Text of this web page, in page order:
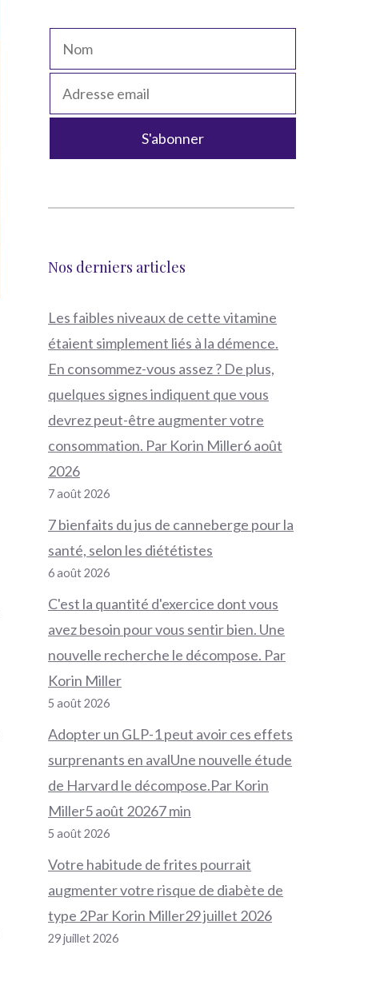
Nos derniers articles
Les faibles niveaux de cette vitamine
étaient simplement liés à la démence.
En consommez-vous assez ? De plus,
quelques signes indiquent que vous
devrez peut-être augmenter votre
consommation. Par Korin Miller6 août
2026
7 août 2026
7 bienfaits du jus de canneberge pour la
santé, selon les diététistes
6 août 2026
C'est la quantité d'exercice dont vous
avez besoin pour vous sentir bien. Une
nouvelle recherche le décompose. Par
Korin Miller
5 août 2026
Adopter un GLP-1 peut avoir ces effets
surprenants en avalUne nouvelle étude
de Harvard le décompose.Par Korin
Miller5 août 20267 min
5 août 2026
Votre habitude de frites pourrait
augmenter votre risque de diabète de
type 2Par Korin Miller29 juillet 2026
29 juillet 2026